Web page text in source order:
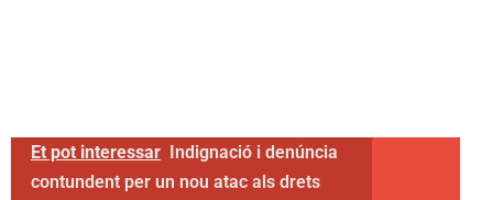
Et pot interessar Indignació i denúncia
contundent per un nou atac als drets